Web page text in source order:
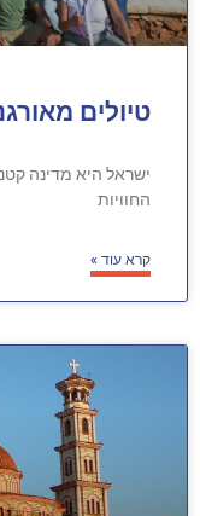
טיולים
ישראל היא מדינה
החוויות
קרא עוד »